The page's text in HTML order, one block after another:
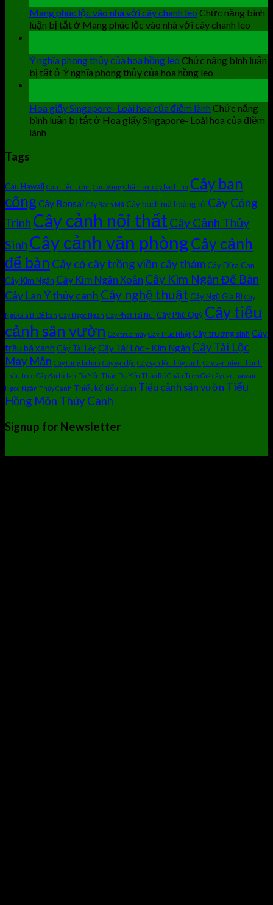
Mang phúc lộc vào nhà với cây chanh leoChức năng bình
luận bị tắtở Mang phúc lộc vào nhà với cây chanh leo
Ý nghĩa phong thủy của hoa hồng leoChức năng bình luận
bị tắtở Ý nghĩa phong thủy của hoa hồng leo
Hoa giấy Singapore- Loài hoa của điềm lànhChức năng
bình luận bị tắtở Hoa giấy Singapore- Loài hoa của điềm
lành
Tags
Cau Hawaii Cau Tiểu Trâm Cau Vàng Chăm sóc cây bạch mã Cây ban
côngCây Bonsai Cây Bạch Mã Cây bạch mã hoàng tử Cây Công
Trình Cây cảnh nội thất Cây Cảnh Thủy
Sinh Cây cảnh văn phòngCây cảnh
để bàn Cây cỏ cây trồng viền cây thảmCây Dừa Cạn
Cây Kim Ngân Cây Kim Ngân Xoắn Cây Kim Ngân Để Bàn
Cây Lan Ý thủy canh Cây nghệ thuật Cây Ngũ Gia Bì Cây
Ngũ Gia Bì để bàn Cây Ngọc Ngân Cây Phát Tài Núi Cây Phú Quý Cây tiểu
cảnh sân vườn Cây trúc mây Cây Trúc Nhật Cây trường sinh Cây
trầu bà xanh Cây Tài LộcCây Tài Lộc - Kim Ngân Cây Tài Lộc
May Mắn Cây tùng la hán Cây vạn lộc Cây vạn lộc thủy canh Cây vạn niên thanh
chậu treo Cây đại tứ lan Dạ Yến Thảo Dạ Yến Thảo Rũ Chậu Treo Giá cây cau hawaii
Ngọc Ngân Thủy Canh Thiết kế tiểu cảnh Tiểu cảnh sân vườn Tiểu
Hồng Môn Thủy Canh
Signup for Newsletter